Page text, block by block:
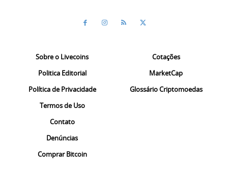
Sobre o Livecoins
Politica Editorial
Política de Privacidade
Termos de Uso
Contato
Denúncias
Comprar Bitcoin
Cotações
MarketCap
Glossário Criptomoedas